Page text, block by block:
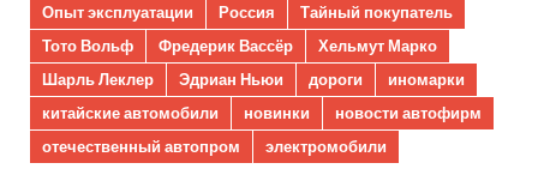
Опыт эксплуатации
Россия
Тайный покупатель
Тото Вольф
Фредерик Вассёр
Хельмут Марко
Шарль Леклер
Эдриан Ньюи дороги
иномарки
китайские автомобили
новинки
новости автофирм
отечественный автопром
электромобили